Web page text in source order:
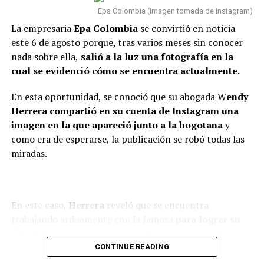
(@ColombiaOscura)
August 8, 2026
opinión pública y se está a la espera de que los familiares
o la abogada de la empresaria se pronuncien sobre la
decisión y entreguen más detalles acerca de su nuevo
traslado.
PRIMERA EN SABER LO
DURO QUE MUERDE EL
TIGRE
de dos meses, estoy
totalmente tranquilo, estoy
bien. Incluso, para que dejen el
tema ahí también, con la
mamá de la niña estoy bien.
Como se lo dije a ella, tal vez
en algunas vainas no
compaginamos, se acabó lo
confesó.
reiteró que su mayor compromiso
en la actualidades ser un buen papá y mantener una
Epa Colombia (Imagen tomada de Instagram)
La empresariaEpa Colombiase convirtió en noticia
este 6 de agosto porque, tras varios meses sin conocer
nada sobre ella, salió a la luz una fotografía en la
cual se evidenció cómo se encuentra actualmente.
En esta oportunidad, se conoció que su abogada Wendy
Herrera compartió en su cuenta de Instagram una
imagen en la que apareció junto a la bogotanay
como era de esperarse, la publicación se robó todas las
miradas.
En este caso, Herrera reveló que se encuentra
CONTINUE READING